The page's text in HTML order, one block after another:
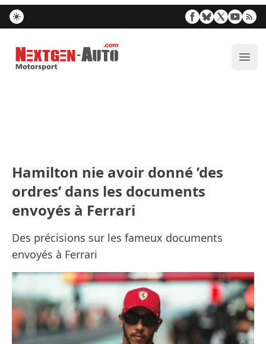
Nextgen-Auto.com
Hamilton nie avoir donné ’des
ordres’ dans les documents
envoyés à Ferrari
Des précisions sur les fameux documents
envoyés à Ferrari